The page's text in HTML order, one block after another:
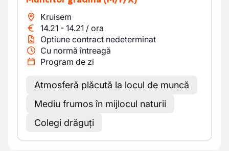
Kruisem
14.21 - 14.21 / ora
Optiune contract nedeterminat
Cu normă întreagă
Program de zi
Atmosferă plăcută la locul de muncă
Mediu frumos în mijlocul naturii
Colegi drăguți